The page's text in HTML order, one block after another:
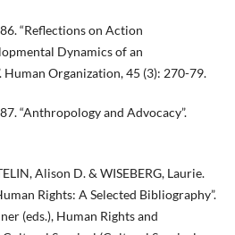
“Reflections on Action
Dynamics of an
Organization, 45 (3): 270-79.
“Anthropology and Advocacy”.
Alison D. & WISEBERG, Laurie.
Rights: A Selected Bibliography”.
(eds.), Human Rights and